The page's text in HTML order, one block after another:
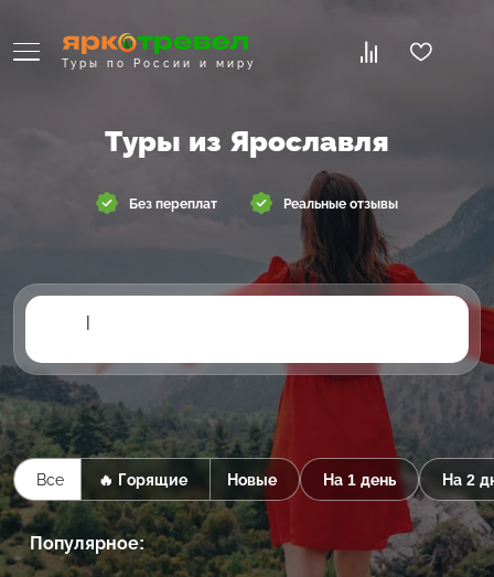
Туры по России и миру
Туры из Ярославля
Без переплат Реальные отзывы
|
Все 🔥 Горящие Новые На 1 день На 2
Популярное: